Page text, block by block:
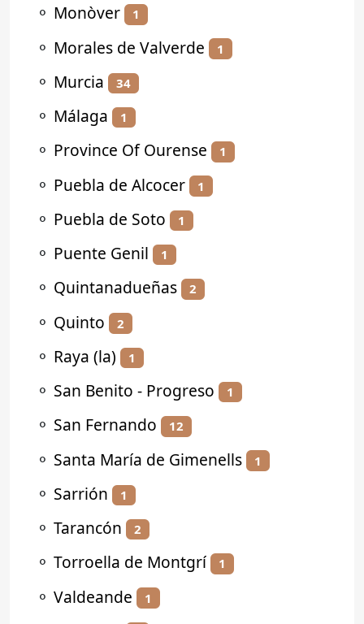
⚬ Monòver 1
⚬ Morales de Valverde 1
⚬ Murcia 34
⚬ Málaga 1
⚬ Province Of Ourense 1
⚬ Puebla de Alcocer 1
⚬ Puebla de Soto 1
⚬ Puente Genil 1
⚬ Quintanadueñas 2
⚬ Quinto 2
⚬ Raya (la) 1
⚬ San Benito - Progreso 1
⚬ San Fernando 12
⚬ Santa María de Gimenells 1
⚬ Sarrión 1
⚬ Tarancón 2
⚬ Torroella de Montgrí 1
⚬ Valdeande 1